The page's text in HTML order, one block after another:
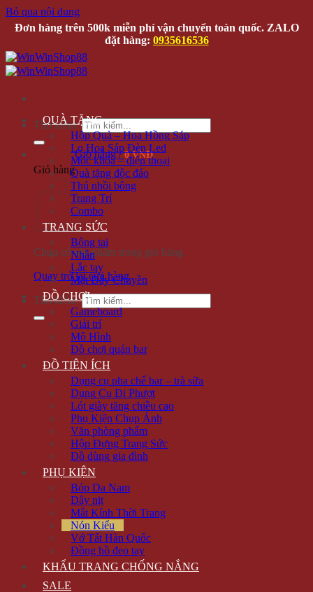
Bỏ qua nội dung
Đơn hàng trên 500k miễn phí vận chuyển toàn quốc. ZALO
đặt hàng: 0935616536
Tìm kiếm:
Giỏ hàng /0 VNĐ
Giỏ hàng
Chưa có sản phẩm trong giỏ hàng.
Quay trở lại cửa hàng
Tìm kiếm:
QUÀ TẶNG
Hộp Quà – Hoa Hồng Sáp
Lọ Hoa Sáp Đèn Led
Móc khóa – điện thoại
Quà tặng độc đáo
Thú nhồi bông
Trang Trí
Combo
TRANG SỨC
Bông tai
Nhẫn
Lắc tay
Mặt Dây Chuyền
ĐỒ CHƠI
Gameboard
Giải trí
Mô Hình
Đồ chơi quán bar
ĐỒ TIỆN ÍCH
Dụng cụ pha chế bar – trà sữa
Dụng Cụ Đi Phượt
Lót giày tăng chiều cao
Phụ Kiện Chụp Ảnh
Văn phòng phẩm
Hộp Đựng Trang Sức
Đồ dùng gia đình
PHỤ KIỆN
Bóp Da Nam
Dây nịt
Mắt Kính Thời Trang
Nón Kiểu
Vớ Tất Hàn Quốc
Đồng hồ đeo tay
KHẨU TRANG CHỐNG NẮNG
SALE